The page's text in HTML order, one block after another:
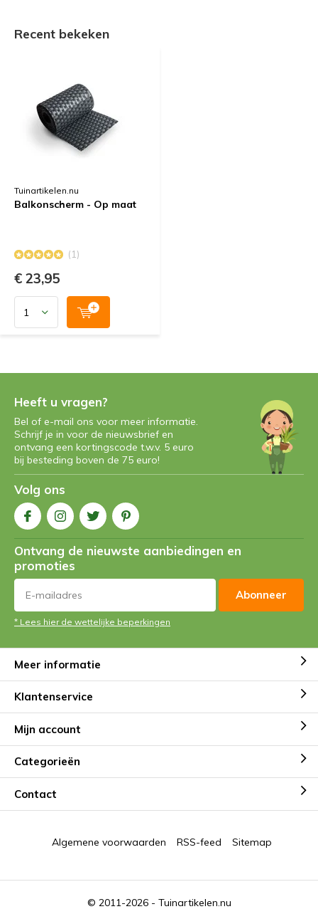
Recent bekeken
Tuinartikelen.nu
Balkonscherm - Op maat
(1)
€ 23,95
Heeft u vragen?
Bel of e-mail ons voor meer informatie.
Schrijf je in voor de nieuwsbrief en
ontvang een kortingscode t.w.v. 5 euro
bij besteding boven de 75 euro!
Volg ons
Ontvang de nieuwste aanbiedingen en
promoties
Abonneer
* Lees hier de wettelijke beperkingen
Meer informatie
Klantenservice
Mijn account
Categorieën
Contact
© 2011-2026 - Tuinartikelen.nu
Algemene voorwaarden RSS-feed Sitemap